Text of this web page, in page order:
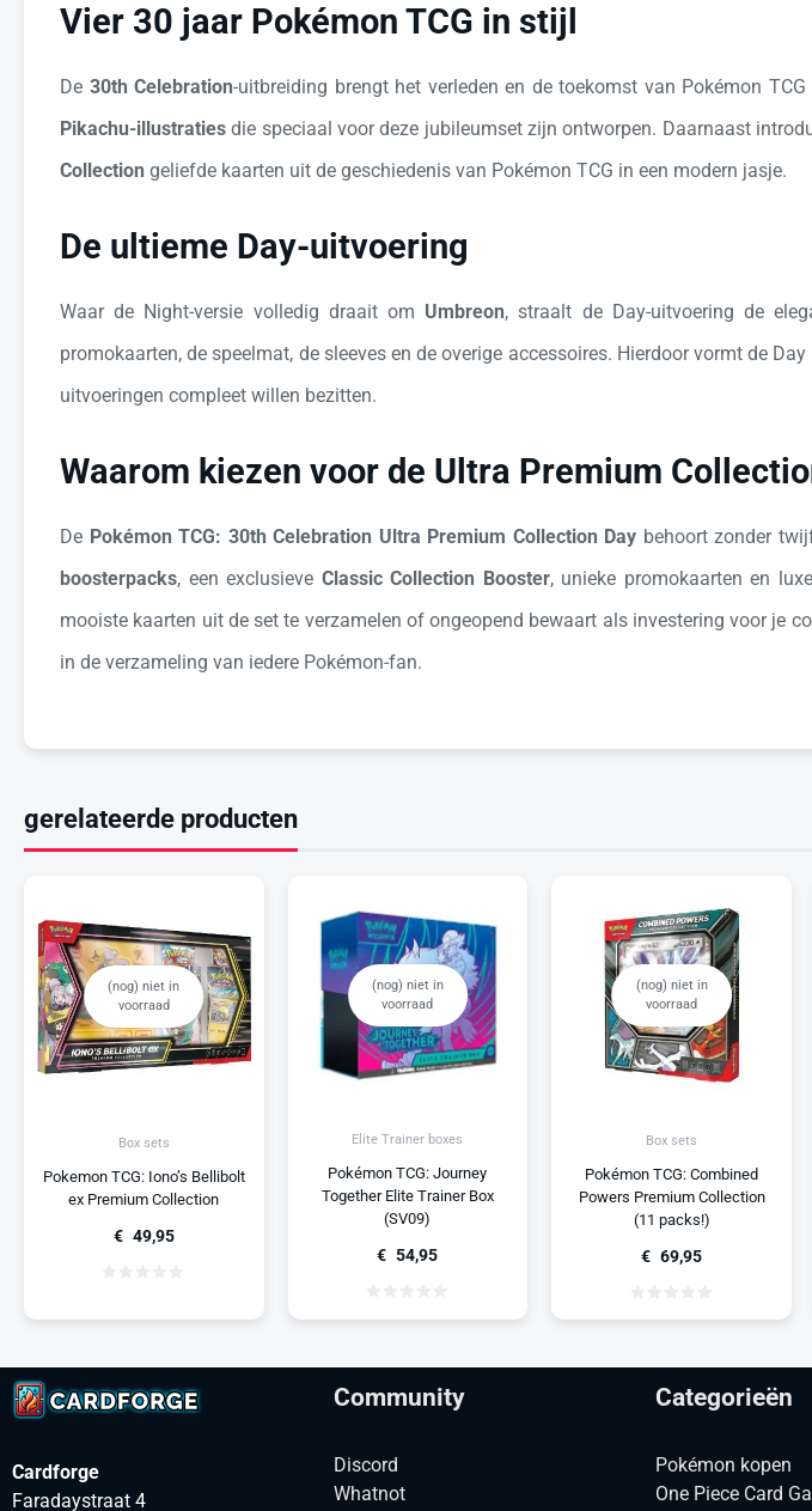
Vier 30 jaar Pokémon TCG in stijl
De 30th Celebration-uitbreiding brengt het verleden en de toekomst van Pokémon
Pikachu-illustraties die speciaal voor deze jubileumset zijn ontworpen. Daarnaast
Collection geliefde kaarten uit de geschiedenis van Pokémon TCG in een modern jasje.
De ultieme Day-uitvoering
Waar de Night-versie volledig draait om Umbreon, straalt de Day-uitvoering de
promokaarten, de speelmat, de sleeves en de overige accessoires. Hierdoor vormt de
uitvoeringen compleet willen bezitten.
Waarom kiezen voor de Ultra Premium
De Pokémon TCG: 30th Celebration Ultra Premium Collection Day behoort zonder
boosterpacks, een exclusieve Classic Collection Booster, unieke promokaarten en
mooiste kaarten uit de set te verzamelen of ongeopend bewaart als investering voor je
in de verzameling van iedere Pokémon-fan.
gerelateerde producten
(nog) niet in
voorraad
Box sets
Pokemon TCG: Iono’s Bellibolt
ex Premium Collection
€ 49,95
(nog) niet in
voorraad
Elite Trainer boxes
Pokémon TCG: Journey
Together Elite Trainer Box
(SV09)
€ 54,95
(nog) niet in
voorraad
Box sets
Pokémon TCG: Combined
Powers Premium Collection
(11 packs!)
€ 69,95
Cardforge
Faradaystraat 4
Community
Discord
Whatnot
Categorieën
Pokémon kopen
One Piece Card